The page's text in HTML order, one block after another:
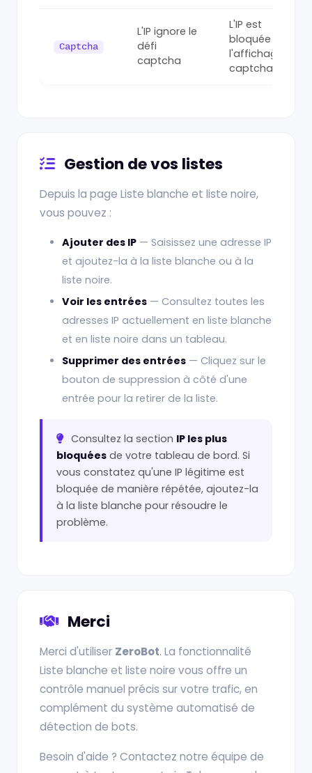
Captcha
L'IP ignore le
défi
captcha
L'IP est
bloquée avant
l'affichage du
captcha
Gestion de vos listes
Depuis la page Liste blanche et liste noire,
vous pouvez :
Ajouter des IP — Saisissez une adresse IP
et ajoutez-la à la liste blanche ou à la
liste noire.
Voir les entrées — Consultez toutes les
adresses IP actuellement en liste blanche
et en liste noire dans un tableau.
Supprimer des entrées — Cliquez sur le
bouton de suppression à côté d'une
entrée pour la retirer de la liste.
Consultez la section IP les plus
bloquées de votre tableau de bord. Si
vous constatez qu'une IP légitime est
bloquée de manière répétée, ajoutez-la
à la liste blanche pour résoudre le
problème.
Merci
Merci d'utiliser ZeroBot. La fonctionnalité
Liste blanche et liste noire vous offre un
contrôle manuel précis sur votre trafic, en
complément du système automatisé de
détection de bots.
Besoin d'aide ? Contactez notre équipe de